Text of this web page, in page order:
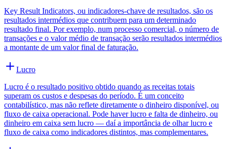
Key Result Indicators, ou indicadores-chave de resultados, são os
resultados intermédios que contribuem para um determinado
resultado final. Por exemplo, num processo comercial, o número de
transações e o valor médio de transação serão resultados intermédios
a montante de um valor final de faturação.
Lucro
Lucro é o resultado positivo obtido quando as receitas totais
superam os custos e despesas do período. É um conceito
contabilístico, mas não reflete diretamente o dinheiro disponível, ou
fluxo de caixa operacional. Pode haver lucro e falta de dinheiro, ou
dinheiro em caixa sem lucro — daí a importância de olhar lucro e
fluxo de caixa como indicadores distintos, mas complementares.